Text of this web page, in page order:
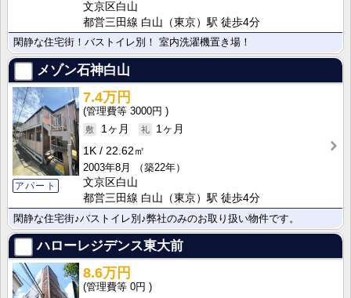
文京区白山
都営三田線 白山（東京）駅 徒歩4分
閑静な住宅街！バストイレ別！ 室内洗濯機置き場！
メゾン石神白山
アパート
7.4万円
3000円
1ヶ月
1ヶ月
1K
22.62㎡
2003年8月
（築22年）
文京区白山
都営三田線 白山（東京）駅 徒歩4分
閑静な住宅街♪バストイレ別♪弊社のみのお取り扱い物件です。
ハローレジデンス東大前
8.6万円
0円